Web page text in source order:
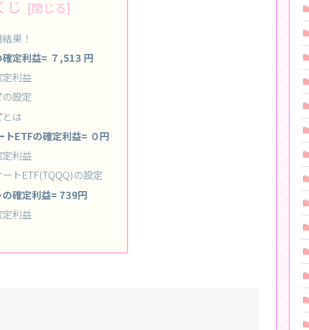
じ
果！
定利益= ７,513 円
利益
設定
は
ETFの確定利益= ０円
利益
トETF(TQQQ)の設定
確定利益= 739円
利益